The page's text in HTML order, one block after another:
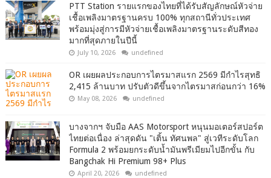
PTT Station รายแรกของไทยที่ได้รับสัญลักษณ์หัวจ่าย
เชื้อเพลิงมาตรฐานครบ 100% ทุกสถานีทั่วประเทศ
พร้อมมุ่งสู่การมีหัวจ่ายเชื้อเพลิงมาตรฐานระดับสีทอง
มากที่สุดภายในปีนี้
July 10, 2026 undefined
OR เผยผลประกอบการไตรมาสแรก 2569 มีกำไรสุทธิ
2,415 ล้านบาท ปรับตัวดีขึ้นจากไตรมาสก่อนกว่า 16%
May 08, 2026 undefined
บางจากฯ จับมือ AAS Motorsport หนุนมอเตอร์สปอร์ต
ไทยต่อเนื่อง ล่าสุดดัน "เติ้น ทัศนพล" สู่เวทีระดับโลก
Formula 2 พร้อมยกระดับน้ำมันพรีเมียมไปอีกขั้น กับ
Bangchak Hi Premium 98+ Plus
April 20, 2026 undefined